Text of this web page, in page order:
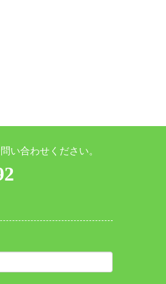
い合わせください。